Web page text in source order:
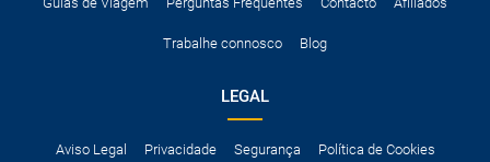
Trabalhe connosco Blog
LEGAL
Aviso Legal Privacidade Segurança Política de Cookies